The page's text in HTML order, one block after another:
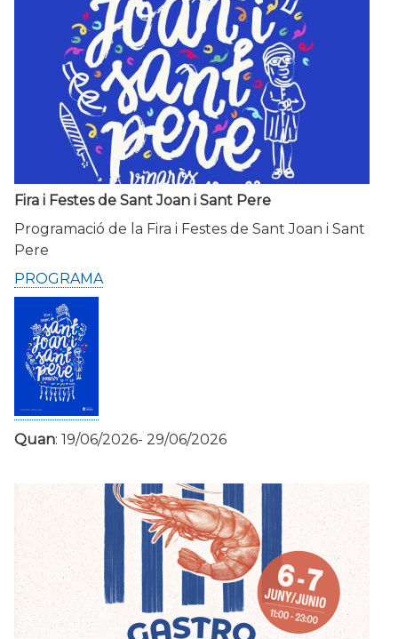
Fira i Festes de Sant Joan i Sant Pere
Programació de la Fira i Festes de Sant Joan i Sant
Pere
PROGRAMA
Quan: 19/06/2026- 29/06/2026